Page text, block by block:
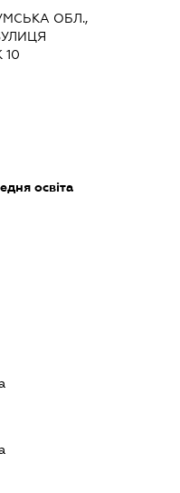
ОБЛ.,
10
освіта